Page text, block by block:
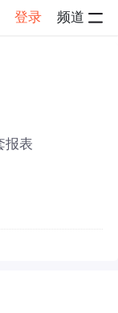
登录 频道
报表